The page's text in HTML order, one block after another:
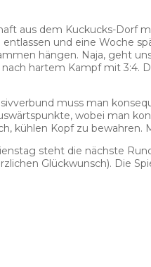
aus dem Kuckucks-Dorf
und eine Woche
hängen. Naja, geht
hartem Kampf mit 3:4.
muss man
wobei man
kühlen Kopf zu bewahren.
steht die nächste
Glückwunsch). Die